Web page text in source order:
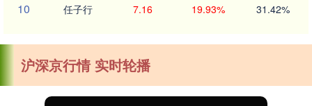
10 任子行 7.16 19.93% 31.42%
沪深京行情 实时轮播